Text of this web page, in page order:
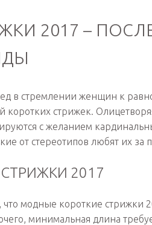
2017 –
в стремлении женщин к
коротких стрижек.
с желанием
от стереотипов любят их за
2017
модные короткие стрижки
минимальная длина